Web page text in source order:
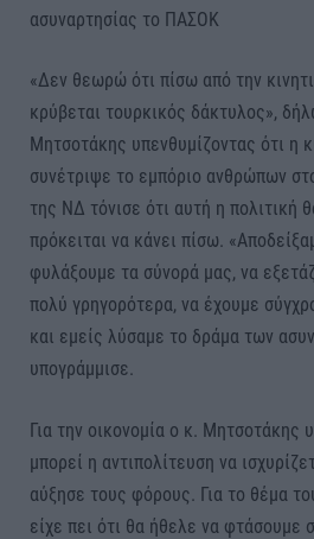
ασυναρτησίας το ΠΑΣΟΚ
«Δεν θεωρώ ότι πίσω από την
κρύβεται τουρκικός δάκτυλος»,
Μητσοτάκης υπενθυμίζοντας ότι η
συνέτριψε το εμπόριο ανθρώπων
της ΝΔ τόνισε ότι αυτή η πολιτική
πρόκειται να κάνει πίσω.
φυλάξουμε τα σύνορά μας, να
πολύ γρηγορότερα, να έχουμε
και εμείς λύσαμε το δράμα των
υπογράμμισε.
Για την οικονομία ο κ. Μητσοτάκης
μπορεί η αντιπολίτευση να
αύξησε τους φόρους. Για το θέμα
είχε πει ότι θα ήθελε να φτάσουμε